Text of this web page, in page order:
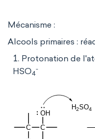
Mécanisme :
Alcools primaires :
Protonation de
HSO4
-